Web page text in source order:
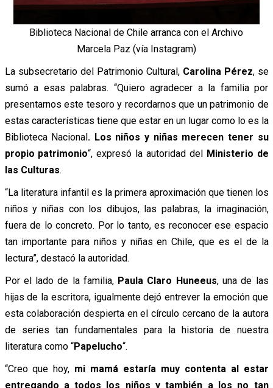
Biblioteca Nacional de Chile arranca con el Archivo
Marcela Paz (vía Instagram)
La subsecretario del Patrimonio Cultural,Carolina Pérez, se
sumó a esas palabras. “Quiero agradecer a la familia por
presentarnos este tesoro y recordarnos que un patrimonio de
estas características tiene que estar en un lugar como lo es la
Biblioteca Nacional . Los niños y niñas merecen tener su
propio patrimonio“, expresó la autoridad del
Ministerio de
las Culturas.
“La literatura infantil es la primera aproximación que tienen los
niños y niñas con los dibujos, las palabras, la imaginación,
fuera de lo concreto. Por lo tanto, es reconocer ese espacio
tan importante para niños y niñas en Chile, que es el de la
lectura”, destacó la autoridad.
Por el lado de la familia, Paula Claro Huneeus, una de las
hijas de la escritora, igualmente dejó entrever la emoción que
esta colaboración despierta en el círculo cercano de la autora
de series tan fundamentales para la historia de nuestra
literatura como “Papelucho“.
“Creo que hoy, mi mamá estaría muy contenta al estar
entregando a todos los niños y también a los no tan